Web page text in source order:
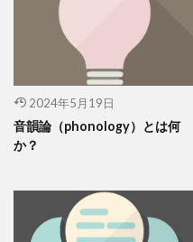
2024年5月19日
音韻論（phonology）とは何
か？